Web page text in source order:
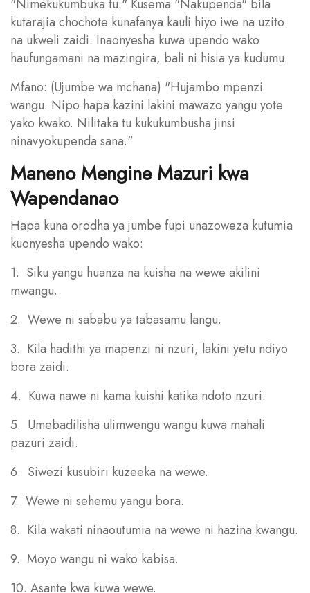
"Nimekukumbuka tu." Kusema "Nakupenda" bila
kutarajia chochote kunafanya kauli hiyo iwe na uzito
na ukweli zaidi. Inaonyesha kuwa upendo wako
haufungamani na mazingira, bali ni hisia ya kudumu.
Mfano: (Ujumbe wa mchana) "Hujambo mpenzi
wangu. Nipo hapa kazini lakini mawazo yangu yote
yako kwako. Nilitaka tu kukukumbusha jinsi
ninavyokupenda sana."
Maneno Mengine Mazuri kwa
Wapendanao
Hapa kuna orodha ya jumbe fupi unazoweza kutumia
kuonyesha upendo wako:
1. Siku yangu huanza na kuisha na wewe akilini
mwangu.
2. Wewe ni sababu ya tabasamu langu.
3. Kila hadithi ya mapenzi ni nzuri, lakini yetu ndiyo
bora zaidi.
4. Kuwa nawe ni kama kuishi katika ndoto nzuri.
5. Umebadilisha ulimwengu wangu kuwa mahali
pazuri zaidi.
6. Siwezi kusubiri kuzeeka na wewe.
7. Wewe ni sehemu yangu bora.
8. Kila wakati ninaoutumia na wewe ni hazina kwangu.
9. Moyo wangu ni wako kabisa.
10. Asante kwa kuwa wewe.